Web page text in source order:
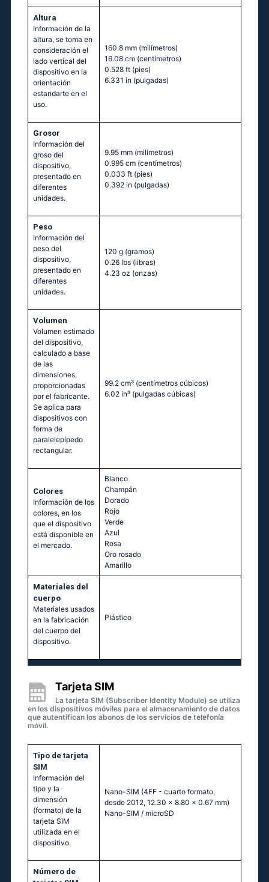
Altura
Información de la
altura, se toma en
consideración el
lado vertical del
dispositivo en la
orientación
estandarte en el
uso.
160.8 mm (milímetros)
16.08 cm (centímetros)
0.528 ft (pies)
6.331 in (pulgadas)
Grosor
Información del
groso del
dispositivo,
presentado en
diferentes
unidades.
9.95 mm (milímetros)
0.995 cm (centímetros)
0.033 ft (pies)
0.392 in (pulgadas)
Peso
Información del
peso del
dispositivo,
presentado en
diferentes
unidades.
120 g (gramos)
0.26 lbs (libras)
4.23 oz (onzas)
Volumen
Volumen estimado
del dispositivo,
calculado a base
de las
dimensiones,
proporcionadas
por el fabricante.
Se aplica para
dispositivos con
forma de
paralelepípedo
rectangular.
99.2 cm³ (centímetros cúbicos)
6.02 in³ (pulgadas cúbicas)
Colores
Información de los
colores, en los
que el dispositivo
está disponible en
el mercado.
Blanco
Champán
Dorado
Rojo
Verde
Azul
Rosa
Oro rosado
Amarillo
Materiales del
cuerpo
Materiales usados
en la fabricación
del cuerpo del
dispositivo.
Plástico
Tarjeta SIM
La tarjeta SIM (Subscriber Identity Module) se utiliza
en los dispositivos móviles para el almacenamiento de datos
que autentifican los abonos de los servicios de telefonía
móvil.
Tipo de tarjeta
SIM
Información del
tipo y la
dimensión
(formato) de la
tarjeta SIM
utilizada en el
dispositivo.
Nano-SIM (4FF - cuarto formato,
desde 2012, 12.30 x 8.80 x 0.67 mm)
Nano-SIM / microSD
Número de